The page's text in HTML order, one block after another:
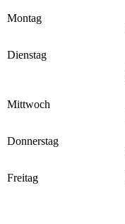
Montag
Dienstag
Mittwoch
Donnerstag
Freitag